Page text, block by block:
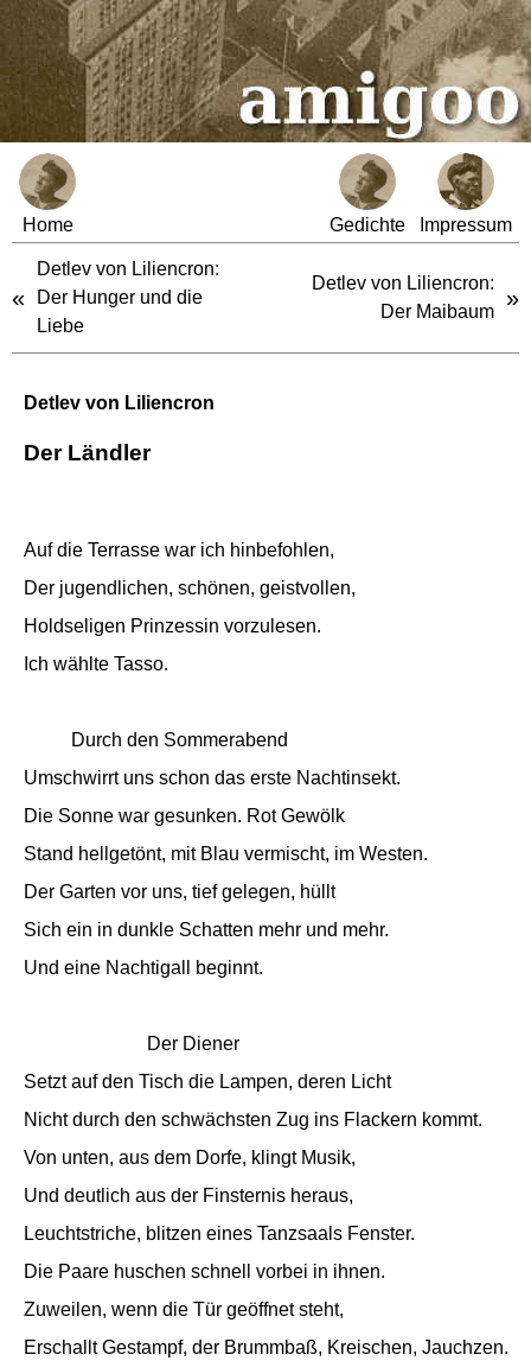
Home Gedichte Impressum
«
Detlev von Liliencron:
Der Hunger und die
Liebe
Detlev von Liliencron:
Der Maibaum
»
Detlev von Liliencron
Der Ländler
Auf die Terrasse war ich hinbefohlen,
Der jugendlichen, schönen, geistvollen,
Holdseligen Prinzessin vorzulesen.
Ich wählte Tasso.
Durch den Sommerabend
Umschwirrt uns schon das erste Nachtinsekt.
Die Sonne war gesunken. Rot Gewölk
Stand hellgetönt, mit Blau vermischt, im Westen.
Der Garten vor uns, tief gelegen, hüllt
Sich ein in dunkle Schatten mehr und mehr.
Und eine Nachtigall beginnt.
Der Diener
Setzt auf den Tisch die Lampen, deren Licht
Nicht durch den schwächsten Zug ins Flackern kommt.
Von unten, aus dem Dorfe, klingt Musik,
Und deutlich aus der Finsternis heraus,
Leuchtstriche, blitzen eines Tanzsaals Fenster.
Die Paare huschen schnell vorbei in ihnen.
Zuweilen, wenn die Tür geöffnet steht,
Erschallt Gestampf, der Brummbaß, Kreischen, Jauchzen.